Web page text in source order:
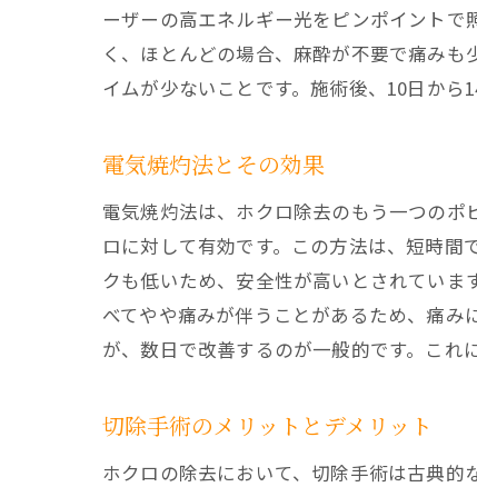
ーザーの高エネルギー光をピンポイント
く、ほとんどの場合、麻酔が不要で痛み
イムが少ないことです。施術後、10日から
電気焼灼法とその効果
電気焼灼法は、ホクロ除去のもう一つの
ロに対して有効です。この方法は、短時
クも低いため、安全性が高いとされてい
べてやや痛みが伴うことがあるため、痛
が、数日で改善するのが一般的です。これ
切除手術のメリットとデメリット
ホクロの除去において、切除手術は古典